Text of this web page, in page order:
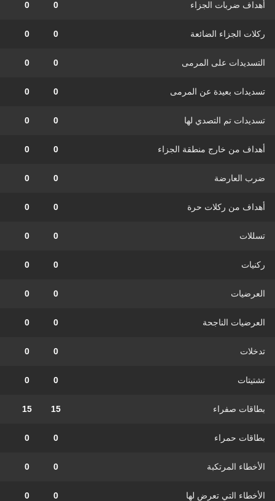
أهداف ضربات الجزاء 0
0
ركلات الجزاء الضائعة 0
0
التسديدات على المرمى 0
0
تسديدات بعيدة عن المرمى 0
0
تسديدات تم التصدي لها 0
0
أهداف من خارج منطقة الجزاء 0
0
ضرب العارضة 0
0
أهداف من ركلات حرة 0
0
تسللات 0
0
ركنيات 0
0
العرضيات 0
0
العرضيات الناجحة 0
0
تدخلات 0
0
تشتيتات 0
0
بطاقات صفراء 15
15
بطاقات حمراء 0
0
الأخطاء المرتكبة 0
0
الأخطاء التي تعرض لها 0
0